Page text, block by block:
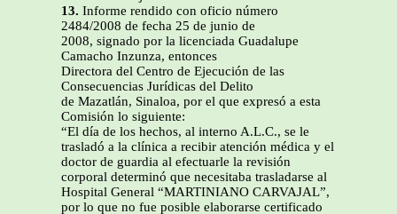
13. Informe rendido con oficio número
2484/2008 de fecha 25 de junio de
2008, signado por la licenciada Guadalupe
Camacho Inzunza, entonces
Directora del Centro de Ejecución de las
Consecuencias Jurídicas del Delito
de Mazatlán, Sinaloa, por el que expresó a esta
Comisión lo siguiente:
“El día de los hechos, al interno A.L.C., se le
trasladó a la clínica a recibir atención médica y el
doctor de guardia al efectuarle la revisión
corporal determinó que necesitaba trasladarse al
Hospital General “MARTINIANO CARVAJAL”,
por lo que no fue posible elaborarse certificado